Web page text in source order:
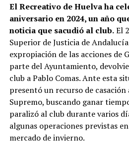
El Recreativo de Huelva ha
aniversario en 2024, un año
noticia que sacudió al club.El
Superior de Justicia de
expropiación de las acciones de
parte del Ayuntamiento,
club a Pablo Comas. Ante esta
presentó un recurso de
Supremo, buscando ganar
paralizó al club durante varios
algunas operaciones previstas
mercado de invierno.